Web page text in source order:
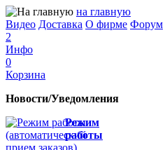
на главную
Видео Доставка О фирме Форум
2
Инфо
0
Корзина
Новости/Уведомления
Режим
работы